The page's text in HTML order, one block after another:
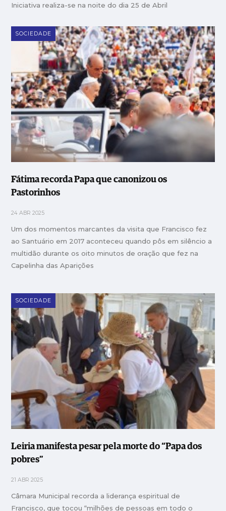
Iniciativa realiza-se na noite do dia 25 de Abril
SOCIEDADE
Fátima recorda Papa que canonizou os
Pastorinhos
24 ABR 2025
Um dos momentos marcantes da visita que Francisco fez
ao Santuário em 2017 aconteceu quando pôs em silêncio a
multidão durante os oito minutos de oração que fez na
Capelinha das Aparições
SOCIEDADE
Leiria manifesta pesar pela morte do “Papa dos
pobres”
21 ABR 2025
Câmara Municipal recorda a liderança espiritual de
Francisco, que tocou “milhões de pessoas em todo o